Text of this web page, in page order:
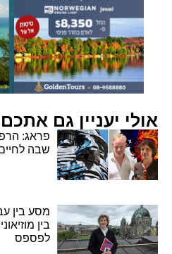
אולי יעניין גם אתכם
פראג:
שבה
מסע בין
בין
לפספס